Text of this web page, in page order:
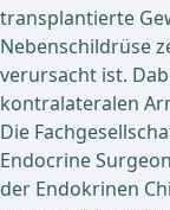
transplantierte
Nebenschildrüse
verursacht ist.
kontralateralen
Die
Endocrine
der Endokrinen